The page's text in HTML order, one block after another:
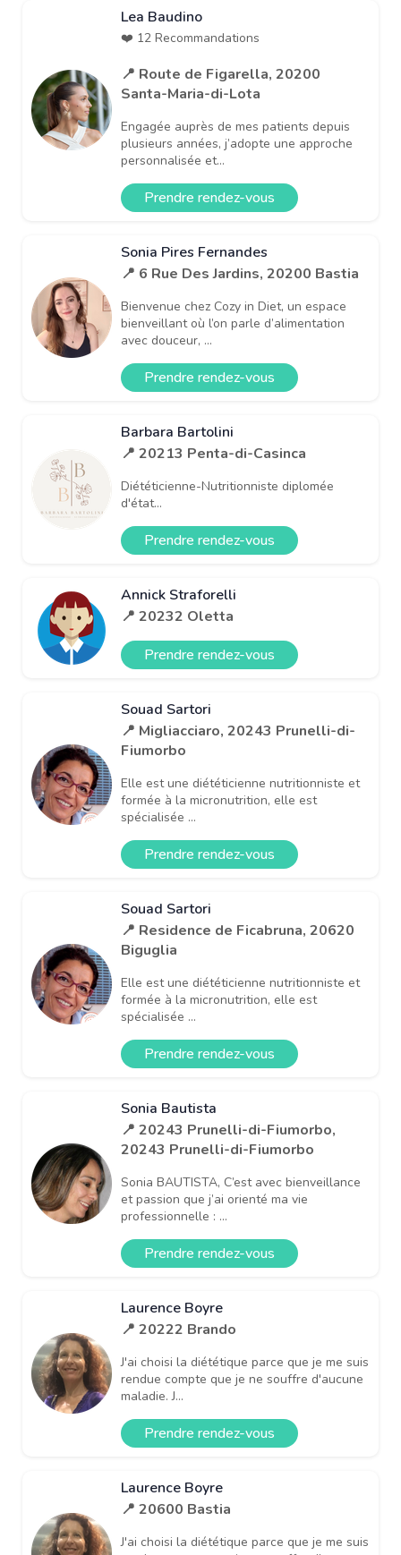
Lea Baudino
❤️ 12 Recommandations
📍 Route de Figarella, 20200
Santa-Maria-di-Lota
Engagée auprès de mes patients depuis
plusieurs années, j’adopte une approche
personnalisée et...
Prendre rendez-vous
Sonia Pires Fernandes
📍 6 Rue Des Jardins, 20200 Bastia
Bienvenue chez Cozy in Diet, un espace
bienveillant où l’on parle d’alimentation
avec douceur, ...
Prendre rendez-vous
Barbara Bartolini
📍 20213 Penta-di-Casinca
Diététicienne-Nutritionniste diplomée
d'état...
Prendre rendez-vous
Annick Straforelli
📍 20232 Oletta
Prendre rendez-vous
Souad Sartori
📍 Migliacciaro, 20243 Prunelli-di-
Fiumorbo
Elle est une diététicienne nutritionniste et
formée à la micronutrition, elle est
spécialisée ...
Prendre rendez-vous
Souad Sartori
📍 Residence de Ficabruna, 20620
Biguglia
Elle est une diététicienne nutritionniste et
formée à la micronutrition, elle est
spécialisée ...
Prendre rendez-vous
Sonia Bautista
📍 20243 Prunelli-di-Fiumorbo,
20243 Prunelli-di-Fiumorbo
Sonia BAUTISTA, C’est avec bienveillance
et passion que j’ai orienté ma vie
professionnelle : ...
Prendre rendez-vous
Laurence Boyre
📍 20222 Brando
J'ai choisi la diététique parce que je me suis
rendue compte que je ne souffre d'aucune
maladie. J...
Prendre rendez-vous
Laurence Boyre
📍 20600 Bastia
J'ai choisi la diététique parce que je me suis